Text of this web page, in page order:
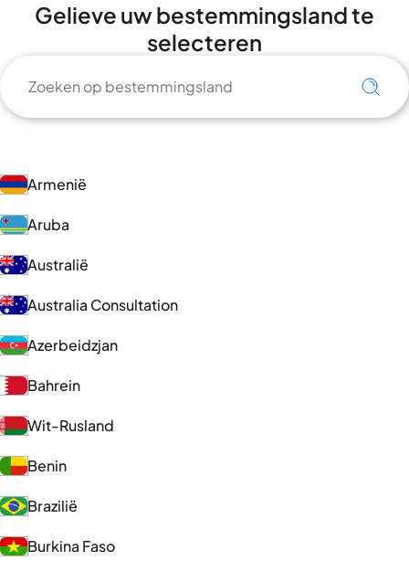
Gelieve uw bestemmingsland te
selecteren
Armenië
Aruba
Australië
Australia Consultation
Azerbeidzjan
Bahrein
Wit-Rusland
Benin
Brazilië
Burkina Faso